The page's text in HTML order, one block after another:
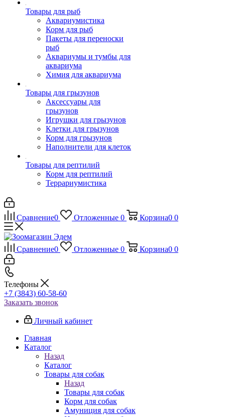
Товары для рыб
Аквариумистика
Корм для рыб
Пакеты для переноски
рыб
Аквариумы и тумбы для
аквариума
Химия для аквариума
Товары для грызунов
Аксессуары для
грызунов
Игрушки для грызунов
Клетки для грызунов
Корм для грызунов
Наполнители для клеток
Товары для рептилий
Корм для рептилий
Террариумистика
Сравнение0 Отложенные 0 Корзина0 0
Сравнение0 Отложенные 0 Корзина0 0
Телефоны
+7 (3843) 60-58-60
Заказать звонок
Личный кабинет
Главная
Каталог
Назад
Каталог
Товары для собак
Назад
Товары для собак
Корм для собак
Амуниция для собак